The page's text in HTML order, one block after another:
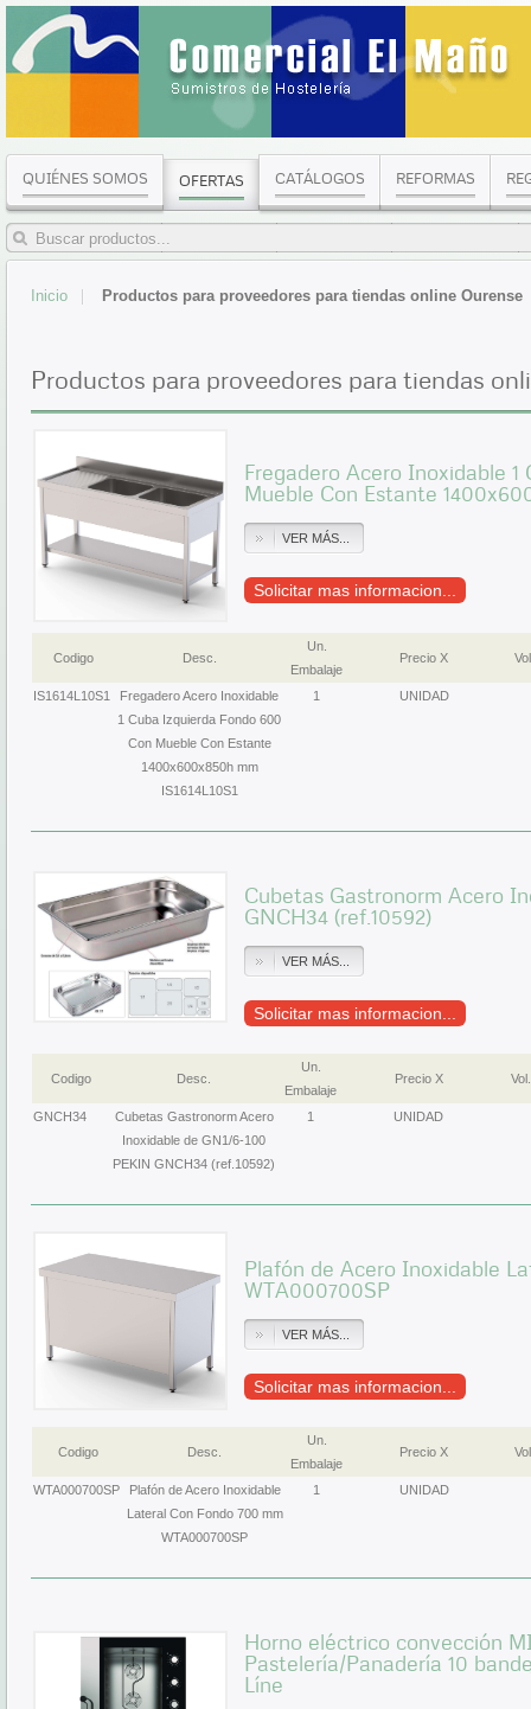
QUIÉNES SOMOS OFERTAS CATÁLOGOS REFORMAS
Inicio Productos para proveedores para tiendas online Ourense
Productos para proveedores para tiendas
Fregadero Acero Inoxidable
Mueble Con Estante
VER MÁS...
Solicitar mas informacion...
Codigo Desc.
Un.
Embalaje
Precio X
IS1614L10S1
Fregadero Acero Inoxidable
1 Cuba Izquierda Fondo 600
Con Mueble Con Estante
1400x600x850h mm
IS1614L10S1
1 UNIDAD
Cubetas Gastronorm Acero
GNCH34 (ref.10592)
VER MÁS...
Solicitar mas informacion...
Codigo Desc.
Un.
Embalaje
Precio X Vol.
GNCH34
Cubetas Gastronorm Acero
Inoxidable de GN1/6-100
PEKIN GNCH34 (ref.10592)
1 UNIDAD
Plafón de Acero Inoxidable
WTA000700SP
VER MÁS...
Solicitar mas informacion...
Codigo Desc.
Un.
Embalaje
Precio X
WTA000700SP
Plafón de Acero Inoxidable
Lateral Con Fondo 700 mm
WTA000700SP
1 UNIDAD
Horno eléctrico convección
Pastelería/Panadería 10
Líne